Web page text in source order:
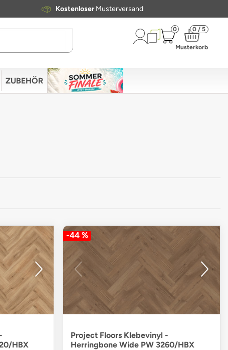
Kostenloser Musterversand
0 0 / 5
Musterkorb
ZUBEHÖR
HBX
-44 %
Project Floors Klebevinyl -
Herringbone Wide PW 3260/HBX